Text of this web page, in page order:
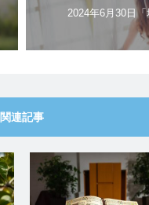
2024年6月30日
る。神様と聖霊が
教会 | 日
関連記事